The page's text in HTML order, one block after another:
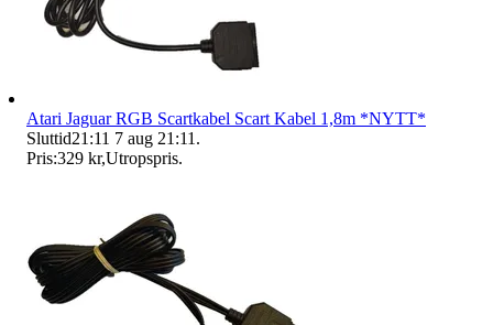
Atari Jaguar RGB Scartkabel Scart Kabel 1,8m *NYTT*
Sluttid21:11 7 aug 21:11 .
Pris:329 kr,Utropspris.